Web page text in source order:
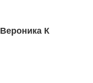
Вероника К